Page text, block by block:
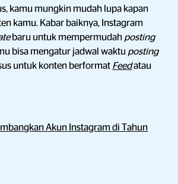
kamu mungkin mudah lupa kapan
kamu. Kabar baiknya, Instagram
baru untuk mempermudah posting
bisa mengatur jadwal waktu posting
untuk konten berformat Feedatau
Akun Instagram di Tahun